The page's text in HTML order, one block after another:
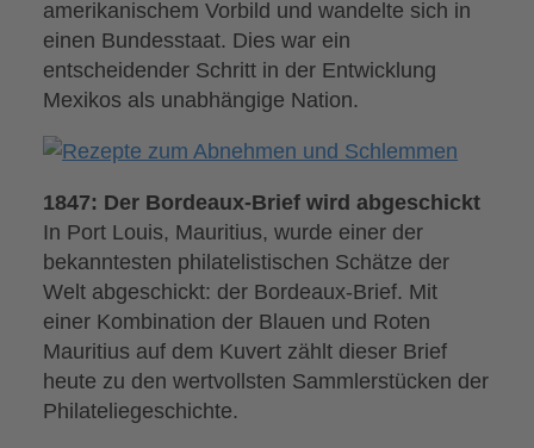
amerikanischem Vorbild und wandelte sich in
einen Bundesstaat. Dies war ein
entscheidender Schritt in der Entwicklung
Mexikos als unabhängige Nation.
1847: Der Bordeaux-Brief wird abgeschickt
In Port Louis, Mauritius, wurde einer der
bekanntesten philatelistischen Schätze der
Welt abgeschickt: der Bordeaux-Brief. Mit
einer Kombination der Blauen und Roten
Mauritius auf dem Kuvert zählt dieser Brief
heute zu den wertvollsten Sammlerstücken der
Philateliegeschichte.